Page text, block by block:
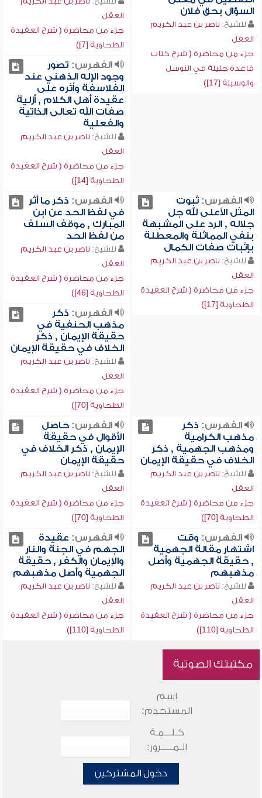
السؤال بحق فلان
للشيخ: ناصر بن عبد الكريم
العقل
جزء من محاضرة ( شرح كتاب
قاعدة جليلة في التوسل
والوسيلة [17])
العقل
جزء من محاضرة ( شرح العقيدة
الطحاوية [7])
الفهرس: تصور
وجود الإله الذهني عند
الفلاسفة وأثره على
عقيدة أهل الكلام , أزلية
صفات الله تعالى الذاتية
والفعلية
للشيخ: ناصر بن عبد الكريم
العقل
جزء من محاضرة ( شرح العقيدة
الطحاوية [14])
الفهرس:ثبوت
المثل الأعلى لله جل
جلاله , الرد على المشبهة
بنفي المماثلة والمعطلة
بإثبات صفات الكمال
للشيخ: ناصر بن عبد الكريم
العقل
جزء من محاضرة ( شرح العقيدة
الطحاوية [17])
الفهرس: ذكر ما أثر
في لفظ الحد عن ابن
المبارك , موقف السلف
من لفظ الحد
للشيخ: ناصر بن عبد الكريم
العقل
جزء من محاضرة ( شرح العقيدة
الطحاوية [46])
الفهرس: ذكر
مذهب الحنفية في
حقيقة الإيمان , ذكر
الخلاف في حقيقة الإيمان
للشيخ: ناصر بن عبد الكريم
العقل
جزء من محاضرة ( شرح العقيدة
الطحاوية [70])
الفهرس: ذكر
مذهب الكرامية
ومذهب الجهمية , ذكر
الخلاف في حقيقة الإيمان
للشيخ: ناصر بن عبد الكريم
العقل
جزء من محاضرة ( شرح العقيدة
الطحاوية [70])
الفهرس:حاصل
الأقوال في حقيقة
الإيمان , ذكر الخلاف في
حقيقة الإيمان
للشيخ: ناصر بن عبد الكريم
العقل
جزء من محاضرة ( شرح العقيدة
الطحاوية [70])
الفهرس: وقت
اشتهار مقالة الجهمية
, حقيقة الجهمية وأصل
مذهبهم
للشيخ: ناصر بن عبد الكريم
العقل
جزء من محاضرة ( شرح العقيدة
الطحاوية [110])
الفهرس: عقيدة
الجهم في الجنة والنار
والإيمان والكفر , حقيقة
الجهمية وأصل مذهبهم
للشيخ: ناصر بن عبد الكريم
العقل
جزء من محاضرة ( شرح العقيدة
الطحاوية [110])
مكتبتك الصوتية
اسم
المستخدم:
كـلـــمـة
الـمـــــرور:
دخول المشتركين